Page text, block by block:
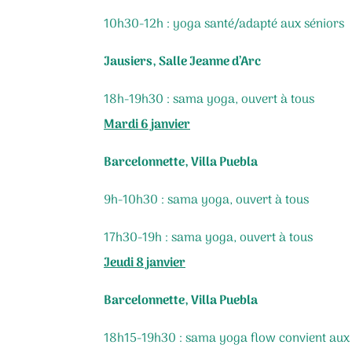
10h30-12h : yoga santé/adapté aux séniors
Jausiers, Salle Jeanne d’Arc
18h-19h30 : sama yoga, ouvert à tous
Mardi 6 janvier
Barcelonnette, Villa Puebla
9h-10h30 : sama yoga, ouvert à tous
17h30-19h : sama yoga, ouvert à tous
Jeudi 8 janvier
Barcelonnette, Villa Puebla
18h15-19h30 : sama yoga flow convient